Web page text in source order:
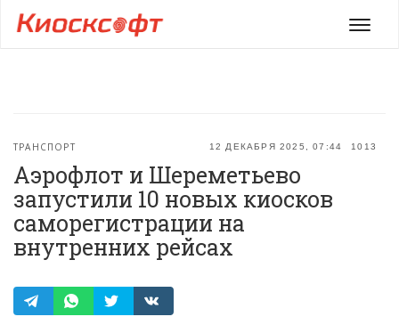
Меню
12 ДЕКАБРЯ 2025, 07:44 1013
ТРАНСПОРТ
Аэрофлот и Шереметьево
запустили 10 новых киосков
саморегистрации на
внутренних рейсах